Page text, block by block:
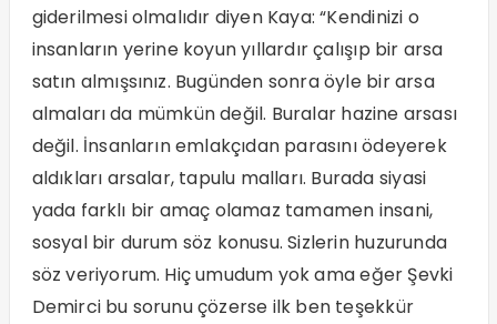
giderilmesi olmalıdır diyen Kaya: “Kendinizi o
insanların yerine koyun yıllardır çalışıp bir arsa
satın almışsınız. Bugünden sonra öyle bir arsa
almaları da mümkün değil. Buralar hazine arsası
değil. İnsanların emlakçıdan parasını ödeyerek
aldıkları arsalar, tapulu malları. Burada siyasi
yada farklı bir amaç olamaz tamamen insani,
sosyal bir durum söz konusu. Sizlerin huzurunda
söz veriyorum. Hiç umudum yok ama eğer Şevki
Demirci bu sorunu çözerse ilk ben teşekkür